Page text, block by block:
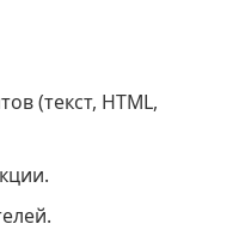
(текст, HTML,